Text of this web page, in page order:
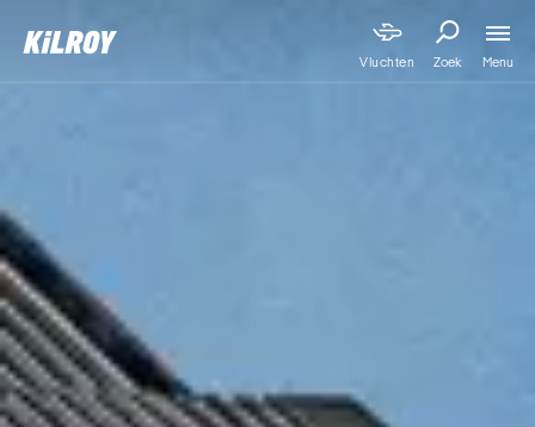
Vluchten Zoek Menu